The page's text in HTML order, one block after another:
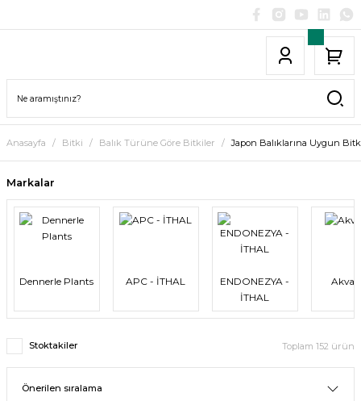
Anasayfa Bitki Balık Türüne Göre Bitkiler Japon Balıklarına Uygun
Markalar
Dennerle Plants APC - İTHAL
ENDONEZYA -
İTHAL
Stoktakiler Toplam 152 ürün